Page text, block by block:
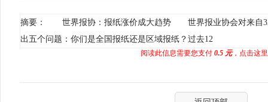
摘要： 世界报协：报纸涨价成大趋势 世界报业协会对来自32
出五个问题：你们是全国报纸还是区域报纸？过去12
阅读此信息需要您支付 0.5 元，点击这